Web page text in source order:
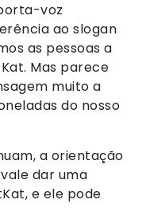
voz
ao slogan
as pessoas a
Mas parece
muito a
do nosso
a orientação
dar uma
e ele pode